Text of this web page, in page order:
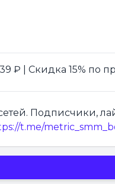
₽ | Скидка 15% по
Подписчики,
t.me/